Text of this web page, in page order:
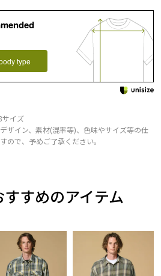
type
サイズ
ザイン、素材(混率等)、色味やサイズ等の仕
ので、予めご了承ください。
すめのアイテム